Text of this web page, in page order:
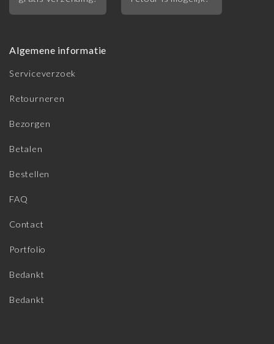
Algemene informatie
Serviceverzoek
Retourneren
Bezorgen
Betalen
Bestellen
FAQ
Contact
Portfolio
Bedankt
Bedankt